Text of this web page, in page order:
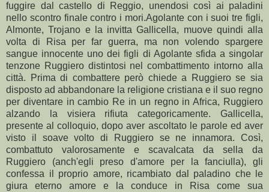
fuggire dal castello di Reggio, unendosi così ai paladini
nello scontro finale contro i mori.Agolante con i suoi tre figli,
Almonte, Trojano e la invitta Gallicella, muove quindi alla
volta di Risa per far guerra, ma non volendo spargere
sangue innocente uno dei figli di Agolante sfida a singolar
tenzone Ruggiero distintosi nel combattimento intorno alla
città. Prima di combattere però chiede a Ruggiero se sia
disposto ad abbandonare la religione cristiana e il suo regno
per diventare in cambio Re in un regno in Africa, Ruggiero
alzando la visiera rifiuta categoricamente. Gallicella,
presente al colloquio, dopo aver ascoltato le parole ed aver
visto il soave volto di Ruggiero se ne innamora. Così,
combattuto valorosamente e scavalcata da sella da
Ruggiero (anch'egli preso d'amore per la fanciulla), gli
confessa il proprio amore, ricambiato dal paladino che le
giura eterno amore e la conduce in Risa come sua